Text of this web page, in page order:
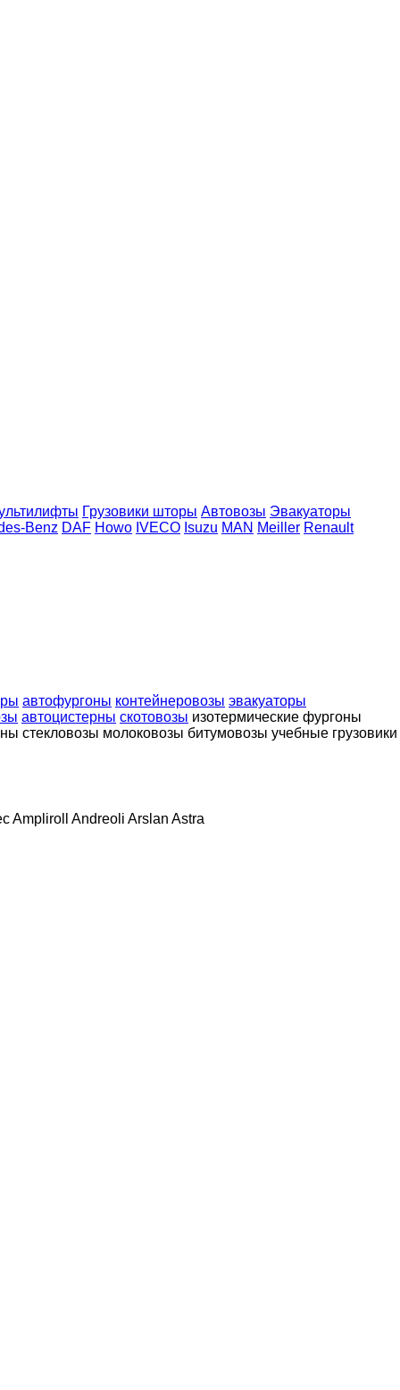
Грузовики шторы Автовозы Эвакуаторы
Benz DAF Howo IVECO Isuzu MAN Meiller Renault
автофургоны контейнеровозы эвакуаторы
автоцистерны скотовозы изотермические фургоны
стекловозы молоковозы битумовозы учебные грузовики
Ampliroll Andreoli Arslan Astra